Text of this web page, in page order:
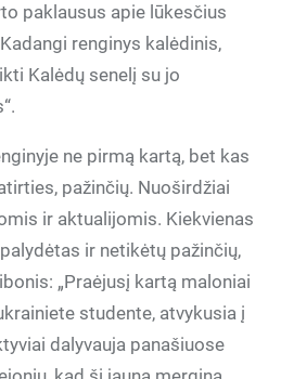
paklausus apie lūkesčius
renginys kalėdinis,
Kalėdų senelį su jo
ne pirmą kartą, bet kas
pažinčių. Nuoširdžiai
ir aktualijomis. Kiekvienas
ir netikėtų pažinčių,
„Praėjusį kartą maloniai
studente, atvykusia į
dalyvauja panašiuose